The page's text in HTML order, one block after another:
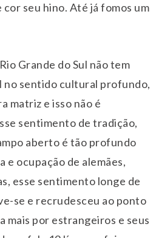
cor seu hino. Até já fomos um
Grande do Sul não tem
no sentido cultural profundo,
matriz e isso não é
sentimento de tradição,
aberto é tão profundo
e ocupação de alemães,
esse sentimento longe de
se e recrudesceu ao ponto
mais por estrangeiros e seus